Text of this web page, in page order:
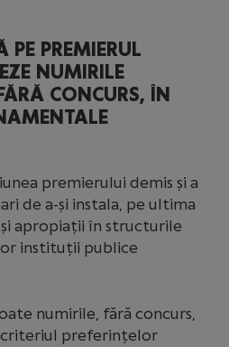
PE PREMIERUL
NUMIRILE
CONCURS, ÎN
premierului demis și a
de a-și instala, pe ultima
apropiații în structurile
instituții publice
numirile, fără concurs,
criteriul preferințelor